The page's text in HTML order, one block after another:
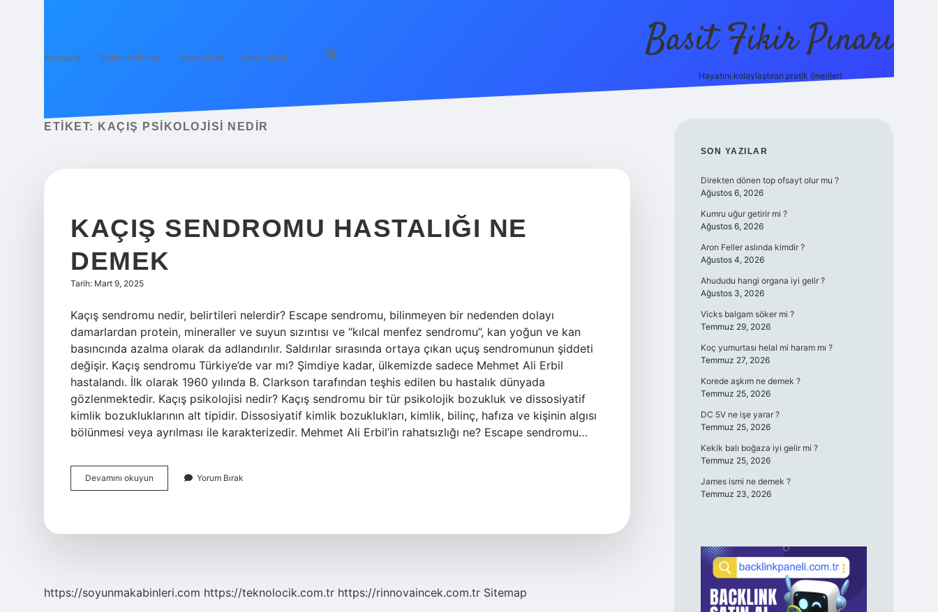
Anasayfa Gizlilik Politikası Yasal Uyarı Hakkımızda Basit Fikir Pınarı
Hayatını kolaylaştıran pratik öneriler!
ETIKET: KAÇIŞ PSIKOLOJISI NEDIR
KAÇIŞ SENDROMU HASTALIĞI NE
DEMEK
Tarih: Mart 9, 2025
Kaçış sendromu nedir, belirtileri nelerdir? Escape sendromu, bilinmeyen bir nedenden dolayı
damarlardan protein, mineraller ve suyun sızıntısı ve “kılcal menfez sendromu”, kan yoğun ve kan
basıncında azalma olarak da adlandırılır. Saldırılar sırasında ortaya çıkan uçuş sendromunun şiddeti
değişir. Kaçış sendromu Türkiye’de var mı? Şimdiye kadar, ülkemizde sadece Mehmet Ali Erbil
hastalandı. İlk olarak 1960 yılında B. Clarkson tarafından teşhis edilen bu hastalık dünyada
gözlenmektedir. Kaçış psikolojisi nedir? Kaçış sendromu bir tür psikolojik bozukluk ve dissosiyatif
kimlik bozukluklarının alt tipidir. Dissosiyatif kimlik bozuklukları, kimlik, bilinç, hafıza ve kişinin algısı
bölünmesi veya ayrılması ile karakterizedir. Mehmet Ali Erbil’in rahatsızlığı ne? Escape sendromu…
Devamını okuyun
Sendromu
Yorum Bırak
https://soyunmakabinleri.com https://teknolocik.com.tr https://rinnovaincek.com.tr Sitemap
SIDEBAR
SON YAZILAR
Direkten dönen top ofsayt olur mu ?
Ağustos 6, 2026
Kumru uğur getirir mi ?
Ağustos 6, 2026
Aron Feller aslında kimdir ?
Ağustos 4, 2026
Ahududu hangi organa iyi gelir ?
Ağustos 3, 2026
Vicks balgam söker mi ?
Temmuz 29, 2026
Koç yumurtası helal mi haram mı ?
Temmuz 27, 2026
Korede aşkım ne demek ?
Temmuz 25, 2026
DC 5V ne işe yarar ?
Temmuz 25, 2026
Kekik balı boğaza iyi gelir mi ?
Temmuz 25, 2026
James ismi ne demek ?
Temmuz 23, 2026